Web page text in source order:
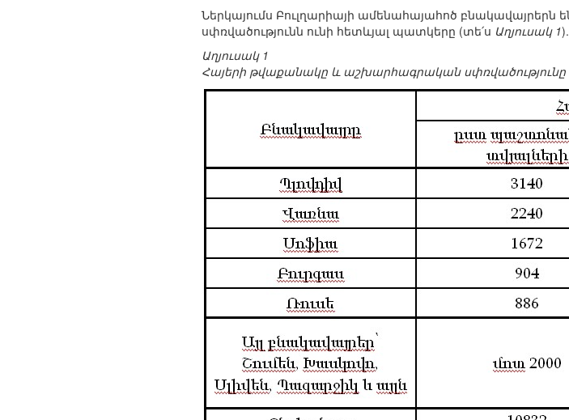
Ներկայումս Բուլղարիայի ամենահայահոծ բնակավայրերն
սփռվածությունն ունի հետևյալ պատկերը (տե՛ս Աղյուսակ 1).
Աղյուսակ 1
Հայերի թվաքանակը և աշխարհագրական սփռվածությունը